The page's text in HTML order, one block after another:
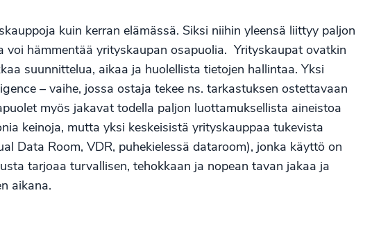
kuin kerran elämässä. Siksi niihin yleensä liittyy paljon
hämmentää yrityskaupan osapuolia. Yrityskaupat ovatkin
suunnittelua, aikaa ja huolellista tietojen hallintaa. Yksi
– vaihe, jossa ostaja tekee ns. tarkastuksen ostettavaan
myös jakavat todella paljon luottamuksellista aineistoa
keinoja, mutta yksi keskeisistä yrityskauppaa tukevista
Data Room, VDR, puhekielessä dataroom), jonka käyttö on
tarjoaa turvallisen, tehokkaan ja nopean tavan jakaa ja
aikana.